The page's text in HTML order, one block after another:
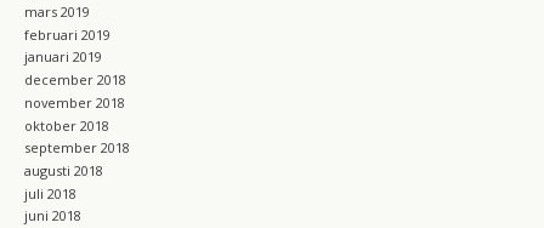
mars 2019
februari 2019
januari 2019
december 2018
november 2018
oktober 2018
september 2018
augusti 2018
juli 2018
juni 2018